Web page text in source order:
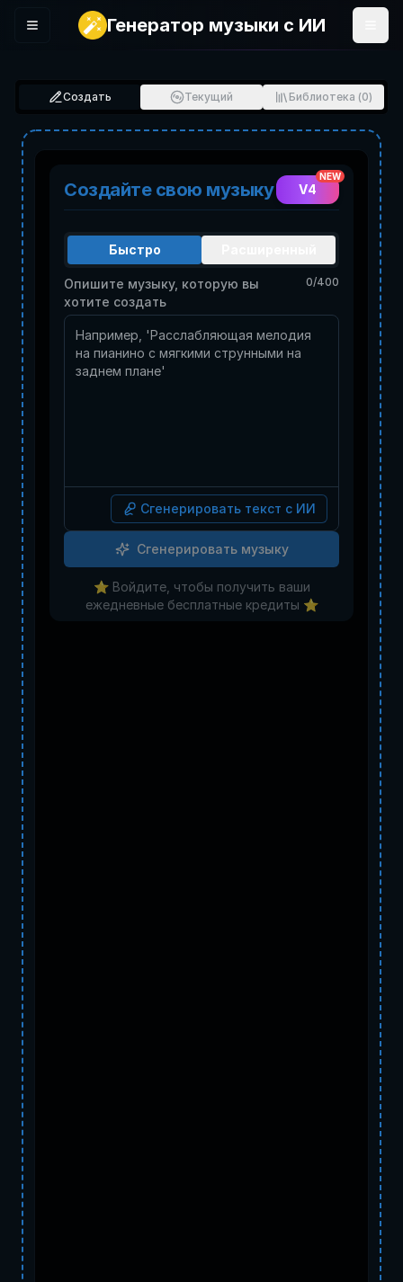
Menu Генератор музыки с ИИ
Создать Текущий Библиотека (0)
Создайте свою музыку V4
NEW
Быстро
Опишите музыку, которую вы
хотите создать
0/400
Сгенерировать текст с ИИ
Сгенерировать музыку
⭐️ Войдите, чтобы получить ваши
ежедневные бесплатные кредиты ⭐️